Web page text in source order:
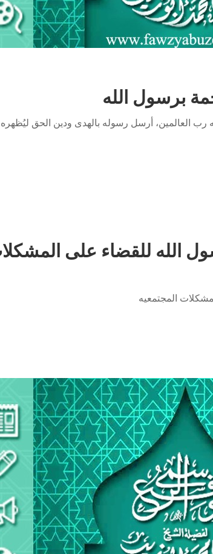
برسول الله
رب العالمين، أرسل رسوله بالهدى ودين الحق
الله للقضاء على
المجتمعيه